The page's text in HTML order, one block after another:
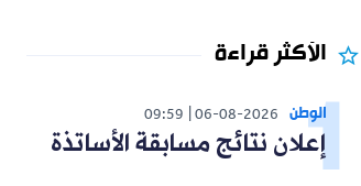
الأكثر قراءة
الوطن 06-08-2026
09:59
إعلان نتائج مسابقة الأساتذة